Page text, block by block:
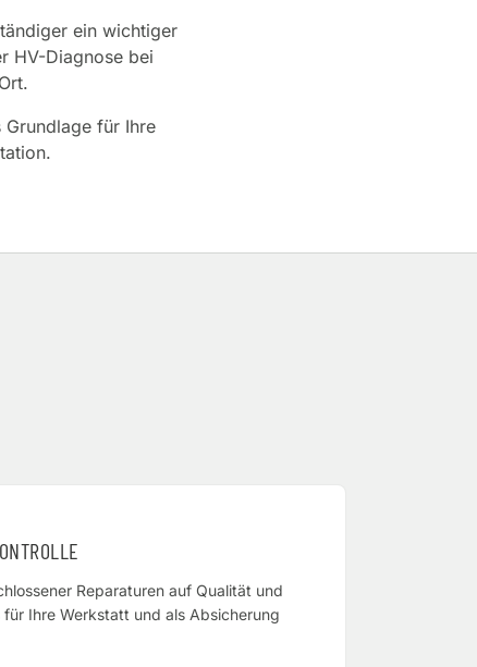
ein wichtiger
HV-Diagnose bei
Grundlage für Ihre
Reparaturen auf Qualität und
Ihre Werkstatt und als Absicherung